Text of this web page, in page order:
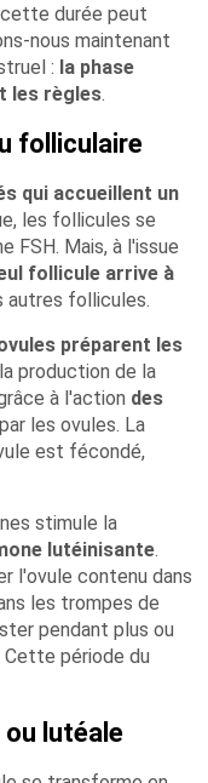
durée peut
nous maintenant
: la phase
les règles.
folliculaire
qui accueillent un
les follicules se
FSH. Mais, à l'issue
follicule arrive à
autres follicules.
préparent les
production de la
à l'action des
les ovules. La
est fécondé,
stimule la
lutéinisante.
l'ovule contenu dans
les trompes de
pendant plus ou
Cette période du
lutéale